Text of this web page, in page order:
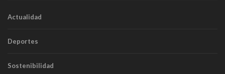
Actualidad
Deportes
Sostenibilidad